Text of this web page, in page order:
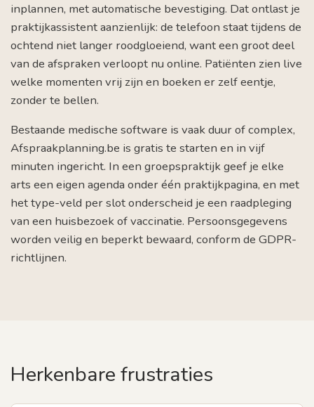
inplannen, met automatische bevestiging. Dat ontlast je
praktijkassistent aanzienlijk: de telefoon staat tijdens de
ochtend niet langer roodgloeiend, want een groot deel
van de afspraken verloopt nu online. Patiënten zien live
welke momenten vrij zijn en boeken er zelf eentje,
zonder te bellen.
Bestaande medische software is vaak duur of complex,
Afspraakplanning.be is gratis te starten en in vijf
minuten ingericht. In een groepspraktijk geef je elke
arts een eigen agenda onder één praktijkpagina, en met
het type-veld per slot onderscheid je een raadpleging
van een huisbezoek of vaccinatie. Persoonsgegevens
worden veilig en beperkt bewaard, conform de GDPR-
richtlijnen.
Herkenbare frustraties